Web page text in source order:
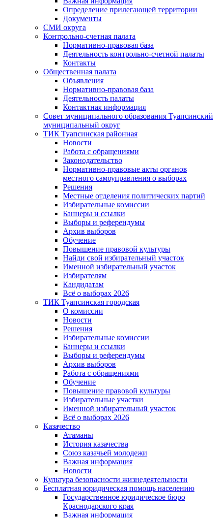
Определение прилегающей территории
Документы
СМИ округа
Контрольно-счетная палата
Нормативно-правовая база
Деятельность контрольно-счетной палаты
Контакты
Общественная палата
Объявления
Нормативно-правовая база
Деятельность палаты
Контактная информация
Совет муниципального образования Туапсинский
муниципальный округ
ТИК Туапсинская районная
Новости
Работа с обращениями
Законодательство
Нормативно-правовые акты органов
местного самоуправления о выборах
Решения
Местные отделения политических партий
Избирательные комиссии
Баннеры и ссылки
Выборы и референдумы
Архив выборов
Обучение
Повышение правовой культуры
Найди свой избирательный участок
Именной избирательный участок
Избирателям
Кандидатам
Всё о выборах 2026
ТИК Туапсинская городская
О комиссии
Новости
Решения
Избирательные комиссии
Баннеры и ссылки
Выборы и референдумы
Архив выборов
Работа с обращениями
Обучение
Повышение правовой культуры
Избирательные участки
Именной избирательный участок
Всё о выборах 2026
Казачество
Атаманы
История казачества
Союз казачьей молодежи
Важная информация
Новости
Культура безопасности жизнедеятельности
Бесплатная юридическая помощь населению
Государственное юридическое бюро
Краснодарского края
Важная информация